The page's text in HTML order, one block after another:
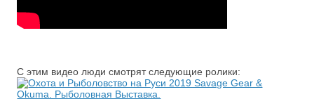
С этим видео люди смотрят следующие ролики: